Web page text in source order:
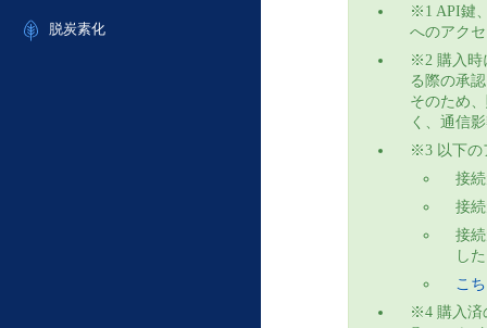
- APIリファレンス
- ITインフラストラクチャー
脱炭素化
※1 API鍵
へのアクセ
※2 購入時
る際の承
そのため
く、通信
※3 以下の
接
接
接
し
こ
※4 購入済